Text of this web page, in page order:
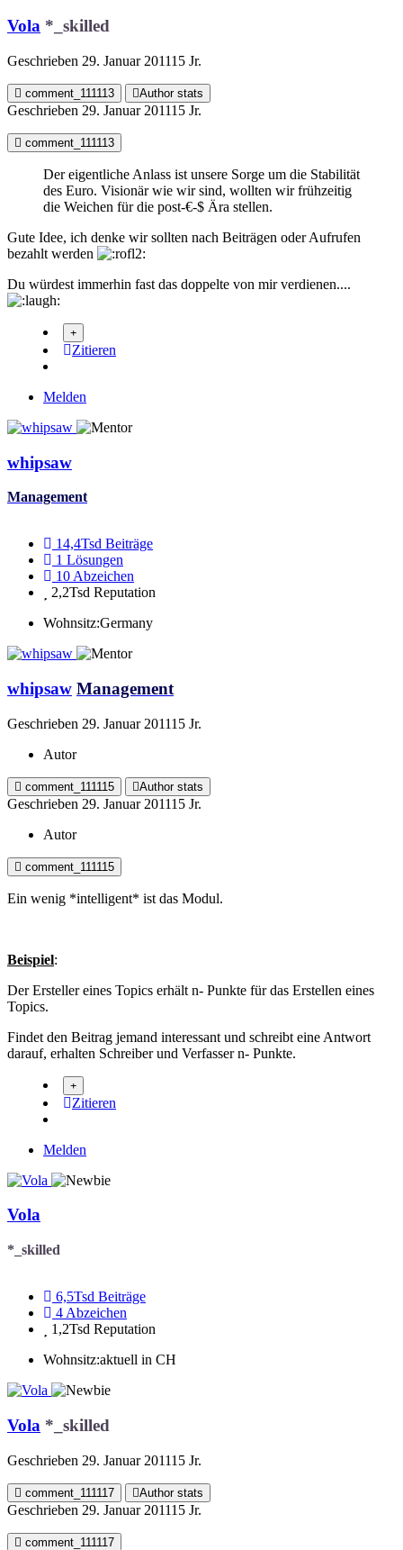
Vola *_skilled
Geschrieben 29. Januar 201115 Jr.
comment_111113 Author stats
Geschrieben 29. Januar 201115 Jr.
comment_111113
Der eigentliche Anlass ist unsere Sorge um die Stabilität
des Euro. Visionär wie wir sind, wollten wir frühzeitig
die Weichen für die post-€-$ Ära stellen.
Gute Idee, ich denke wir sollten nach Beiträgen oder Aufrufen
bezahlt werden
Du würdest immerhin fast das doppelte von mir verdienen....
Zitieren
Melden
whipsaw
Management
14,4Tsd Beiträge
1 Lösungen
10 Abzeichen
2,2Tsd Reputation
Wohnsitz:Germany
whipsaw Management
Geschrieben 29. Januar 201115 Jr.
Autor
comment_111115 Author stats
Geschrieben 29. Januar 201115 Jr.
Autor
comment_111115
Ein wenig *intelligent* ist das Modul.
Beispiel:
Der Ersteller eines Topics erhält n- Punkte für das Erstellen eines
Topics.
Findet den Beitrag jemand interessant und schreibt eine Antwort
darauf, erhalten Schreiber und Verfasser n- Punkte.
Zitieren
Melden
Vola
*_skilled
6,5Tsd Beiträge
4 Abzeichen
1,2Tsd Reputation
Wohnsitz:aktuell in CH
Vola *_skilled
Geschrieben 29. Januar 201115 Jr.
comment_111117 Author stats
Geschrieben 29. Januar 201115 Jr.
comment_111117